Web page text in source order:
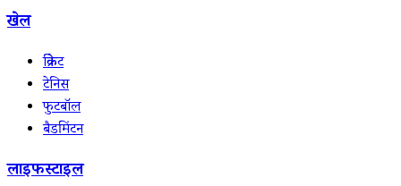
खेल
क्रिकेट
टेनिस
फुटबॉल
बैडमिंटन
लाइफस्टाइल